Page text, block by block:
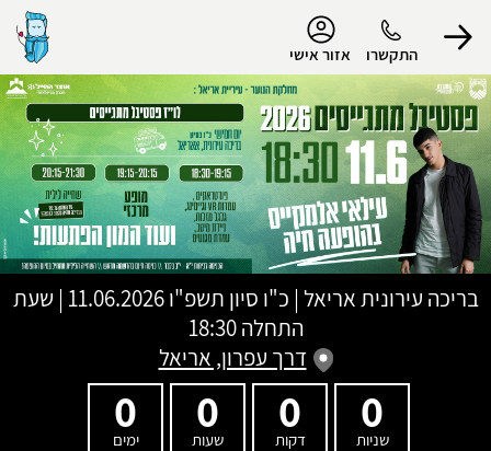
התקשרו אזור אישי
הפרופיל שלי
התנתק
בריכה עירונית אריאל | כ"ו סיון תשפ"ו
11.06.2026 | שעת
התחלה 18:30
דרך עפרון, אריאל
0
שניות
0
דקות
0
שעות
0
ימים